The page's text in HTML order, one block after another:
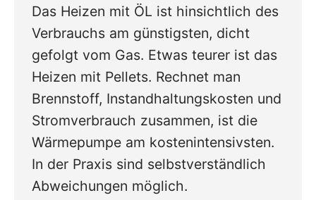
Das Heizen mit ÖL ist hinsichtlich des
Verbrauchs am günstigsten, dicht
gefolgt vom Gas. Etwas teurer ist das
Heizen mit Pellets. Rechnet man
Brennstoff, Instandhaltungskosten und
Stromverbrauch zusammen, ist die
Wärmepumpe am kostenintensivsten.
In der Praxis sind selbstverständlich
Abweichungen möglich.